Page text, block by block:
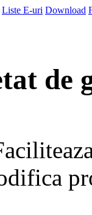
Liste E-uri Download
de